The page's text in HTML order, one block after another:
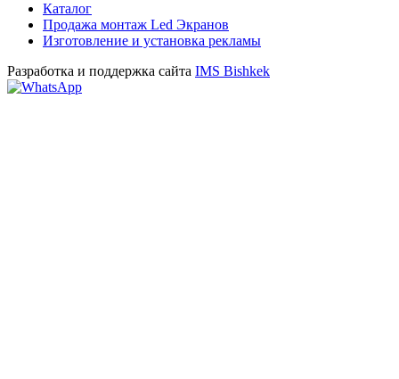
Каталог
Продажа монтаж Led Экранов
Изготовление и установка рекламы
Разработка и поддержка сайта IMS Bishkek